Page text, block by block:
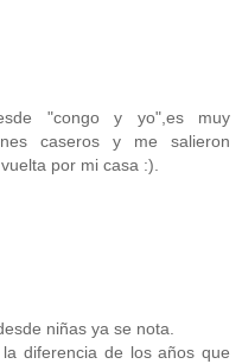
"congo y yo",es muy
caseros y me salieron
por mi casa :).
niñas ya se nota.
diferencia de los años que